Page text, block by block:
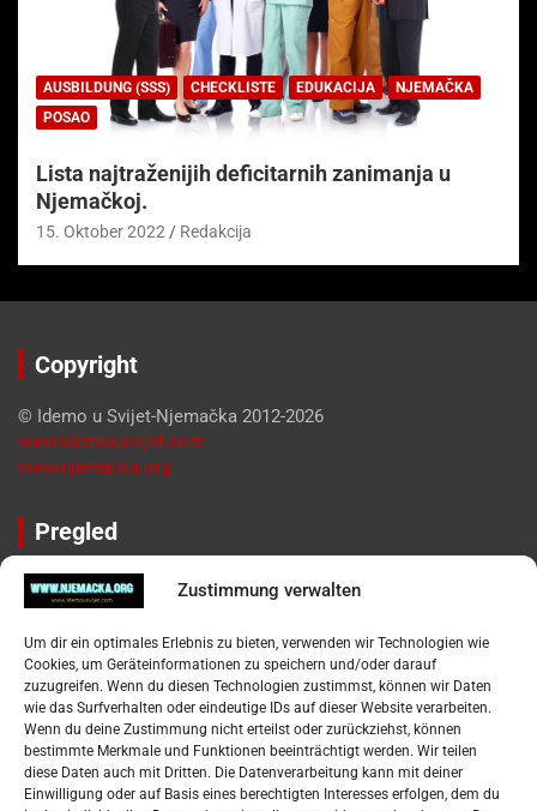
Zustimmung verwalten
Um dir ein optimales Erlebnis zu bieten, verwenden wir Technologien wie
Cookies, um Geräteinformationen zu speichern und/oder darauf
zuzugreifen. Wenn du diesen Technologien zustimmst, können wir Daten
wie das Surfverhalten oder eindeutige IDs auf dieser Website verarbeiten.
Wenn du deine Zustimmung nicht erteilst oder zurückziehst, können
bestimmte Merkmale und Funktionen beeinträchtigt werden. Wir teilen
diese Daten auch mit Dritten. Die Datenverarbeitung kann mit deiner
Einwilligung oder auf Basis eines berechtigten Interesses erfolgen, dem du
AUSBILDUNG (SSS) CHECKLISTE EDUKACIJA
NJEMAČKA
POSAO
Lista najtraženijih deficitarnih zanimanja u
Njemačkoj.
15. Oktober 2022 Redakcija
Copyright
© Idemo u Svijet-Njemačka 2012-2026
www.idemousvijet.com
www.njemacka.org
Pregled
Impressum
Datenschutzerklärung
Widerufsbelehrung
Oglašavanje / Postavite svoj oglas
Tko je “Idemo u Svijet – Njemačka?
Pretražite stranicu: